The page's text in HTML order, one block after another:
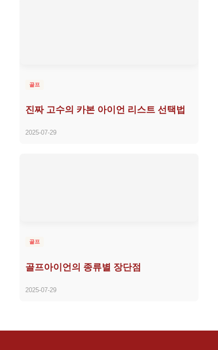
골프
진짜 고수의 카본 아이언 리스트 선택법
2025-07-29
골프
골프아이언의 종류별 장단점
2025-07-29